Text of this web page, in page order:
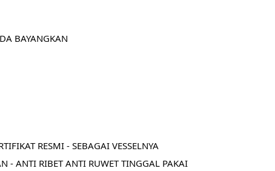
BAYANGKAN
RESMI - SEBAGAI VESSELNYA
- ANTI RIBET ANTI RUWET TINGGAL PAKAI